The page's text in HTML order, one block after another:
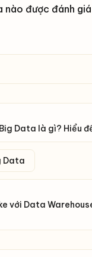
nào được đánh
Data là gì? Hiểu
Data
với Data